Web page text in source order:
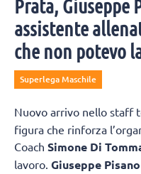
Prata, Giuseppe
assistente
che non potevo
Superlega Maschile
Nuovo arrivo nello staff
figura che rinforza
Coach Simone Di
lavoro. Giuseppe Pisano